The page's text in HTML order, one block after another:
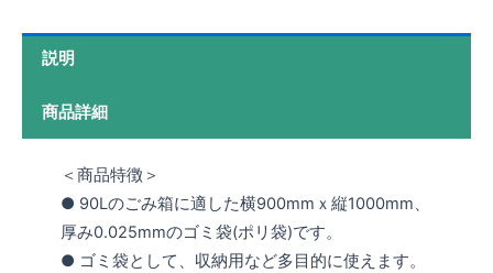
説明
商品詳細
＜商品特徴＞
● 90Lのごみ箱に適した横900mmｘ縦1000mm、
厚み0.025mmのゴミ袋(ポリ袋)です。
● ゴミ袋として、収納用など多目的に使えます。